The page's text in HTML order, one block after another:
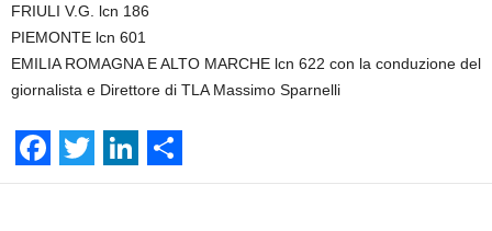
FRIULI V.G. lcn 186
PIEMONTE lcn 601
EMILIA ROMAGNA E ALTO MARCHE lcn 622 con la conduzione del
giornalista e Direttore di TLA Massimo Sparnelli
F T L
S